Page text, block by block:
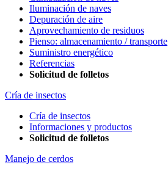
Iluminación de naves
Depuración de aire
Aprovechamiento de residuos
Pienso: almacenamiento / transporte
Suministro energético
Referencias
Solicitud de folletos
Cría de insectos
Cría de insectos
Informaciones y productos
Solicitud de folletos
Manejo de cerdos